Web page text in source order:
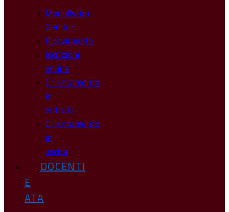
Modulistica
Genitori
Ricevimento
Iscrizioni
online
Orientamento
in
entrata
Orientamento
in
uscita
DOCENTI
E
ATA